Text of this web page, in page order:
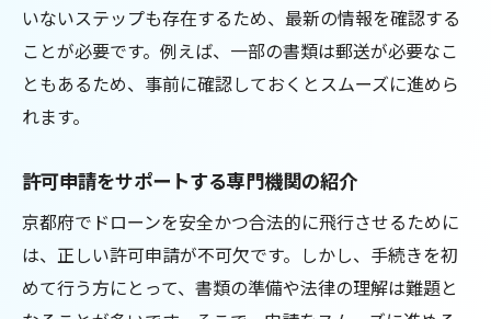
規制情報を得るためのリソース紹介
規制変更に対応した運用ガイドライン
京都でのドローン空撮を成功させるための法律
遵守の重要性
空撮の魅力と法律のバランス
法令順守によるトラブル防止策
空撮許可の取得がもたらす安心感
プロジェクト成功に向けた法的準備
いないステップも存在するため、最新の情報を確認する
ことが必要です。例えば、一部の書類は郵送が必要なこ
ともあるため、事前に確認しておくとスムーズに進めら
れます。
許可申請をサポートする専門機関の紹介
京都府でドローンを安全かつ合法的に飛行させるために
は、正しい許可申請が不可欠です。しかし、手続きを初
めて行う方にとって、書類の準備や法律の理解は難題と